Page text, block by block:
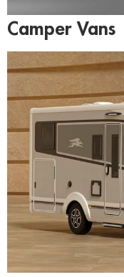
Camper Vans